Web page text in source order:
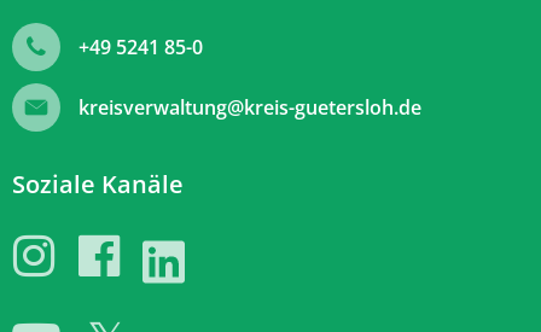
+49 5241 85-0
kreisverwaltung@kreis-guetersloh.de
Soziale Kanäle